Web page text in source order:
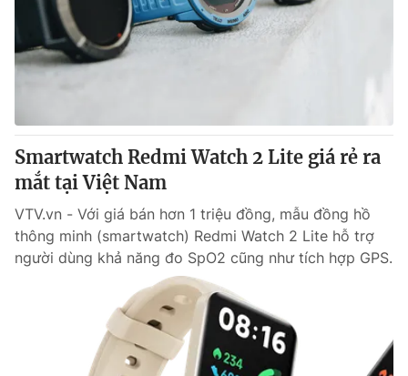
Smartwatch Redmi Watch 2 Lite giá rẻ ra
mắt tại Việt Nam
VTV.vn - Với giá bán hơn 1 triệu đồng, mẫu đồng hồ
thông minh (smartwatch) Redmi Watch 2 Lite hỗ trợ
người dùng khả năng đo SpO2 cũng như tích hợp GPS.